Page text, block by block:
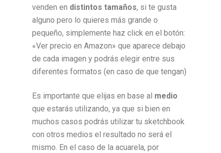
venden en distintos tamaños, si te gusta
alguno pero lo quieres más grande o
pequeño, simplemente haz click en el botón:
«Ver precio en Amazon» que aparece debajo
de cada imagen y podrás elegir entre sus
diferentes formatos (en caso de que tengan)
Es importante que elijas en base al medio
que estarás utilizando, ya que si bien en
muchos casos podrás utilizar tu sketchbook
con otros medios el resultado no será el
mismo. En el caso de la acuarela, por